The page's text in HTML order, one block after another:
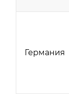
Германия